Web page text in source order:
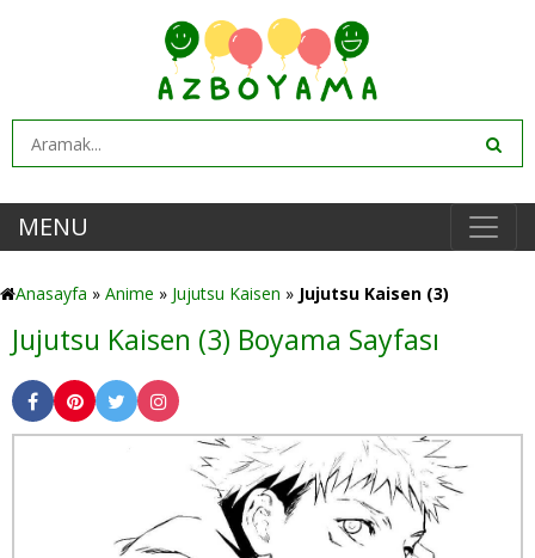
MENU
Anasayfa » Anime » Jujutsu Kaisen » Jujutsu Kaisen (3)
Jujutsu Kaisen (3) Boyama Sayfası